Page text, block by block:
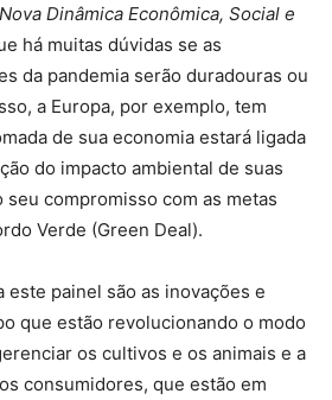
Dinâmica Econômica, Social e
há muitas dúvidas se as
da pandemia serão duradouras ou
a Europa, por exemplo, tem
de sua economia estará ligada
do impacto ambiental de suas
compromisso com as metas
Verde (Green Deal).
este painel são as inovações e
que estão revolucionando o modo
os cultivos e os animais e a
consumidores, que estão em